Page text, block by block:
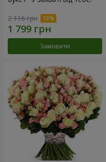
2 116 грн
Замовити